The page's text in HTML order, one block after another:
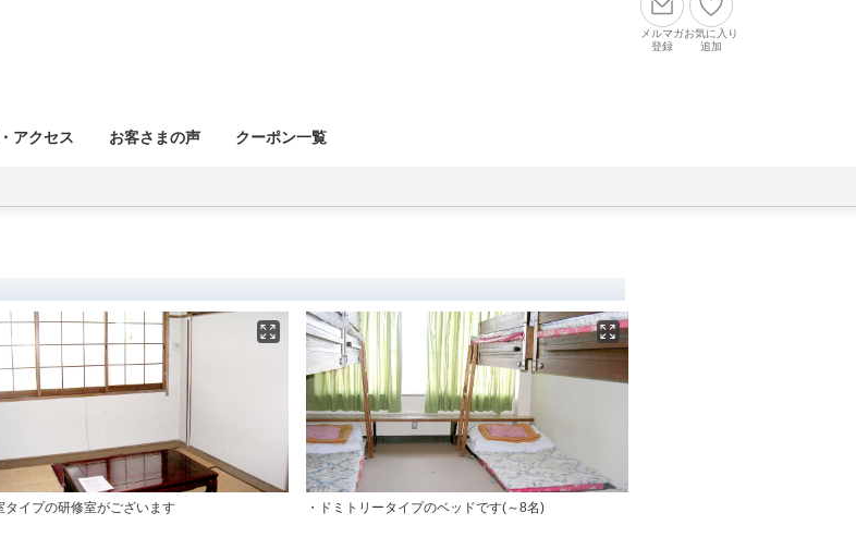
メルマガ
登録
お気に入り
追加
アクセス お客さまの声 クーポン一覧
タイプの研修室がございます ・ドミトリータイプのベッドです(～8名)